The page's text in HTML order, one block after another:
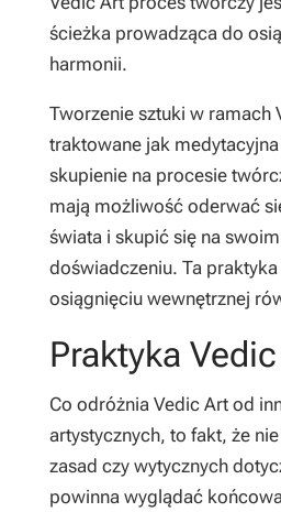
ścieżka prowadząca do
harmonii.
Tworzenie sztuki w ramach
traktowane jak
skupienie na procesie
mają możliwość oderwać
świata i skupić się na
doświadczeniu. Ta
osiągnięciu wewnętrznej
Praktyka
Co odróżnia Vedic Art od
artystycznych, to fakt, że
zasad czy wytycznych
powinna wyglądać